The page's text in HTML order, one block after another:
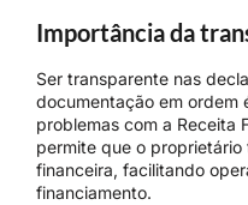
Importância da
Ser transparente nas
documentação em ordem
problemas com a Receita
permite que o
financeira, facilitando
financiamento.